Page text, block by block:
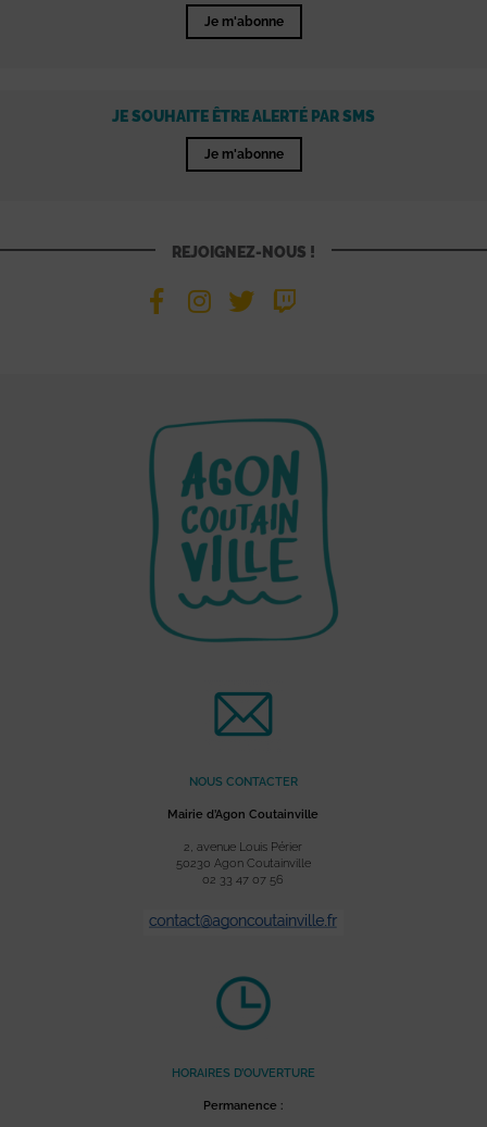
Je m'abonne
JE SOUHAITE ÊTRE ALERTÉ PAR SMS
Je m'abonne
REJOIGNEZ-NOUS !
NOUS CONTACTER
Mairie d’Agon Coutainville
2, avenue Louis Périer
50230 Agon Coutainville
02 33 47 07 56
HORAIRES D’OUVERTURE
Permanence :